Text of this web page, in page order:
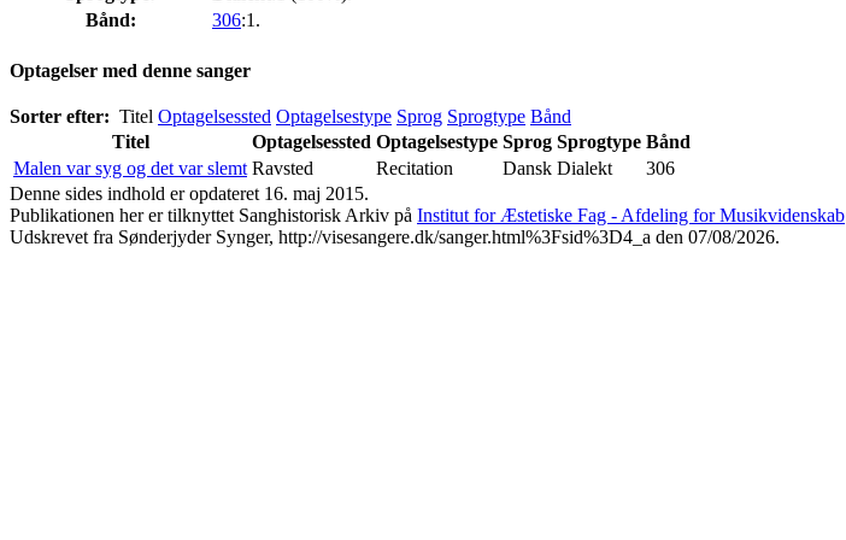
Bånd:
306:1.
Optagelser med denne sanger
Sorter efter: Titel Optagelsessted Optagelsestype Sprog Sprogtype Bånd
Titel
Optagelsessted Optagelsestype Sprog Sprogtype Bånd
Malen var syg og det var slemt Ravsted Recitation Dansk Dialekt
306
Denne sides indhold er opdateret 16. maj 2015.
Publikationen her er tilknyttet Sanghistorisk Arkiv på Institut for Æstetiske Fag - Afdeling for Musikvidenskab
Udskrevet fra Sønderjyder Synger, http://visesangere.dk/sanger.html%3Fsid%3D4_a den 07/08/2026.